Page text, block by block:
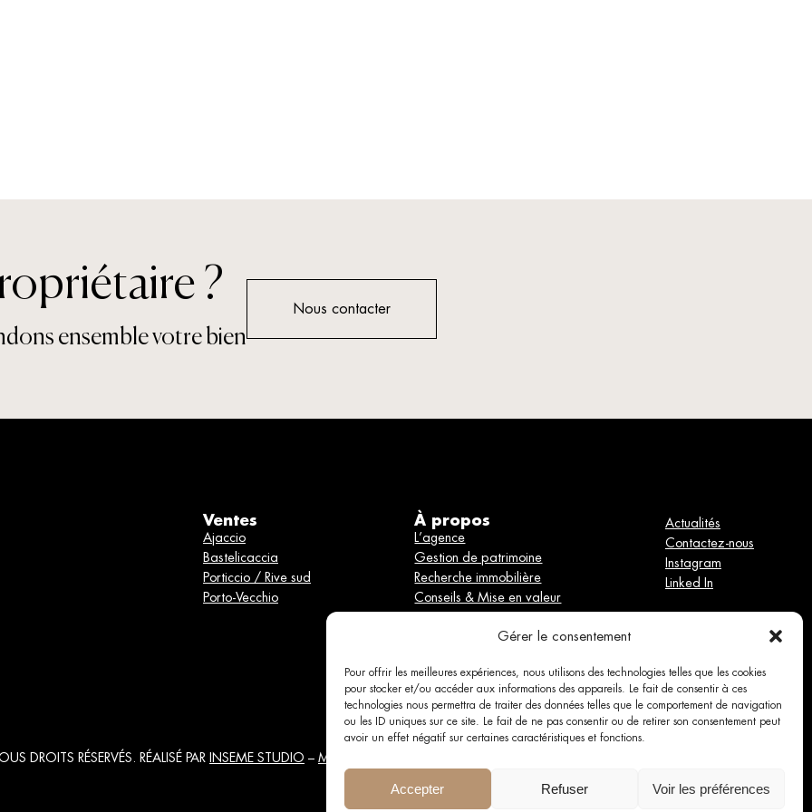
Gérer le consentement
Pour offrir les meilleures expériences, nous utilisons des technologies telles que les cookies
pour stocker et/ou accéder aux informations des appareils. Le fait de consentir à ces
technologies nous permettra de traiter des données telles que le comportement de navigation
ou les ID uniques sur ce site. Le fait de ne pas consentir ou de retirer son consentement peut
avoir un effet négatif sur certaines caractéristiques et fonctions.
Accepter Refuser Voir les préférences
?
ensemble votre bien
Nous contacter
Ventes
Ajaccio
Bastelicaccia
Porticcio / Rive sud
Porto-Vecchio
À propos
L’agence
Gestion de patrimoine
Recherche immobilière
Conseils & Mise en valeur
Actualités
Contactez-nous
Instagram
Linked In
DROITS RÉSERVÉS. RÉALISÉ PAR INSEME STUDIO – Mentions Légales